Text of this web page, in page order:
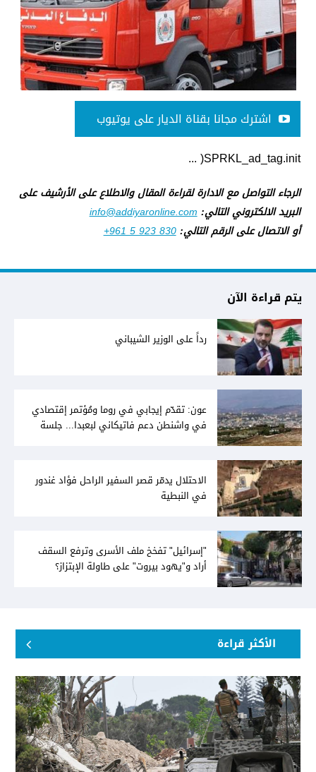
اشترك مجانا بقناة الديار على يوتيوب
SPRKL_ad_tag.init( ...
الرجاء التواصل مع الادارة لقراءة المقال والاطلاع على الأرشيف على
البريد الالكتروني التالي:info@addiyaronline.com
أو الاتصال على الرقم التالي:+961 5 923 830
يتم قراءة الآن
رداً على الوزير الشيباني
عون: تقدّم إيجابي في روما ومُؤتمر إقتصادي
في واشنطن دعم فاتيكاني لبعبدا... جلسة
الاحتلال يدمّر قصر السفير الراحل فؤاد غندور
في النبطية
"إسرائيل" تفخخ ملف الأسرى وترفع السقف
أراد و"يهود بيروت" على طاولة الإبتزاز؟
الأكثر قراءة